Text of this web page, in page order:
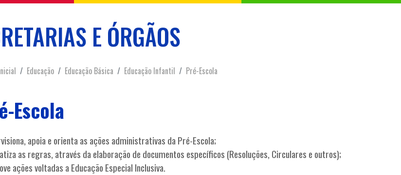
E ÓRGÃOS
Educação Educação Básica Educação Infantil Pré-Escola
Escola
apoia e orienta as ações administrativas da Pré-Escola;
as regras, através da elaboração de documentos específicos (Resoluções, Circulares e outros);
ações voltadas a Educação Especial Inclusiva.